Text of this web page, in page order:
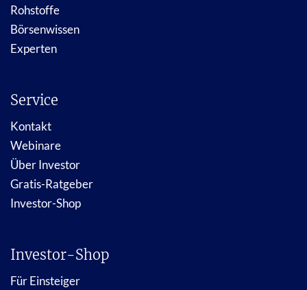
Rohstoffe
Börsenwissen
Experten
Service
Kontakt
Webinare
Über Investor
Gratis-Ratgeber
Investor-Shop
Investor-Shop
Für Einsteiger